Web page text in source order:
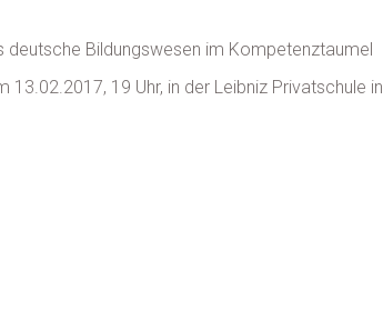
Bildungswesen im Kompetenztaumel
13.02.2017, 19 Uhr, in der Leibniz Privatschule in